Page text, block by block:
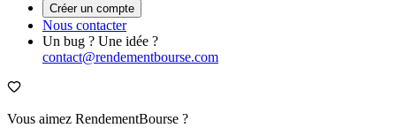
Créer un compte
Nous contacter
Un bug ? Une idée ?
contact@rendementbourse.com
Vous aimez RendementBourse ?